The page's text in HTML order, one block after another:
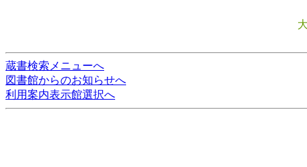
蔵書検索メニューへ
図書館からのお知らせへ
利用案内表示館選択へ